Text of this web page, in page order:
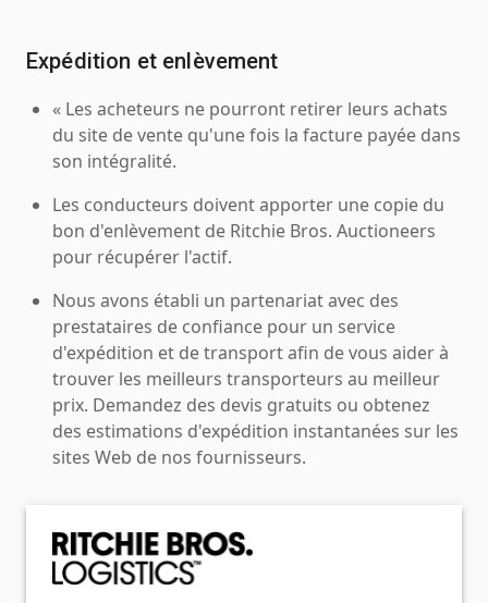
Expédition et enlèvement
« Les acheteurs ne pourront retirer leurs achats
du site de vente qu'une fois la facture payée dans
son intégralité.
Les conducteurs doivent apporter une copie du
bon d'enlèvement de Ritchie Bros. Auctioneers
pour récupérer l'actif.
Nous avons établi un partenariat avec des
prestataires de confiance pour un service
d'expédition et de transport afin de vous aider à
trouver les meilleurs transporteurs au meilleur
prix. Demandez des devis gratuits ou obtenez
des estimations d'expédition instantanées sur les
sites Web de nos fournisseurs.